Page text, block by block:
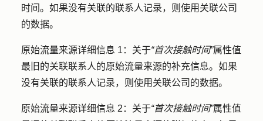
时间。如果没有关联的联系人记录，则使用关联公司
的数据。
原始流量来源详细信息 1： 关于“首次接触时间”属性值
最旧的关联联系人的原始流量来源的补充信息。如果
没有关联的联系人记录，则使用关联公司的数据。
原始流量来源详细信息 2： 关于“首次接触时间”属性值